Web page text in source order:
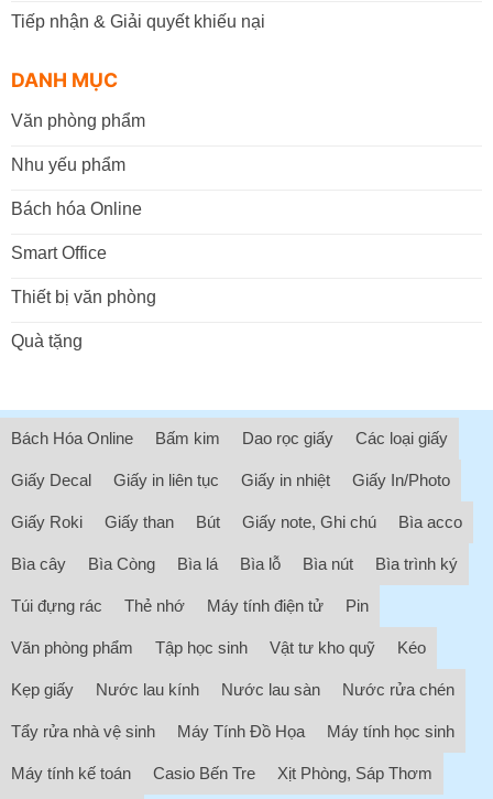
Tiếp nhận & Giải quyết khiếu nại
DANH MỤC
Văn phòng phẩm
Nhu yếu phẩm
Bách hóa Online
Smart Office
Thiết bị văn phòng
Quà tặng
Bách Hóa Online Bấm kim Dao rọc giấy Các loại giấy
Giấy Decal Giấy in liên tục Giấy in nhiệt Giấy In/Photo
Giấy Roki Giấy than Bút Giấy note, Ghi chú Bìa acco
Bìa cây Bìa Còng Bìa lá Bìa lỗ Bìa nút Bìa trình ký
Túi đựng rác Thẻ nhớ Máy tính điện tử Pin
Văn phòng phẩm Tập học sinh Vật tư kho quỹ Kéo
Kẹp giấy Nước lau kính Nước lau sàn Nước rửa chén
Tẩy rửa nhà vệ sinh Máy Tính Đồ Họa Máy tính học sinh
Máy tính kế toán Casio Bến Tre Xịt Phòng, Sáp Thơm